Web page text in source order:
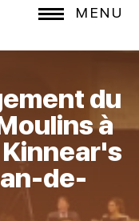
MENU
du
à
de-